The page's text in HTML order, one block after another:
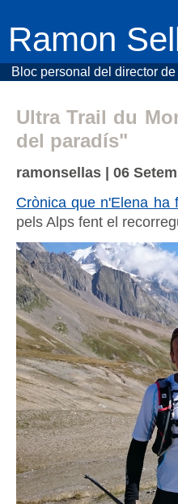
Ramon
Bloc personal del director
Ultra Trail du
del paradís"
ramonsellas | 06
Crònica que n'Elena ha
pels Alps fent el